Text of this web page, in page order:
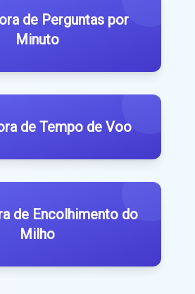
de Perguntas por
Minuto
de Tempo de Voo
de Encolhimento do
Milho